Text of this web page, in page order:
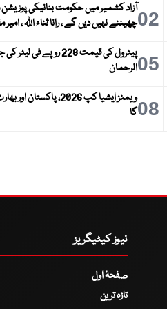
02آزاد کشمیر میں حکومت بنانیکی
چھیننے نہیں دیں گے ، رانا ثناء اللہ ، امیر
05
پیٹرول کی قیمت 228 روپے
الرحمان
08
ویمنز ایشیا کپ 2026،
گا
نیوز کیٹیگریز
صفحۂ اول
تازہ ترین